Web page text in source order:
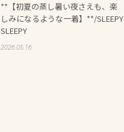
**【初夏の蒸し暑い夜さえも、楽
しみになるような一着】**/SLEEPY
SLEEPY
2026.05.16